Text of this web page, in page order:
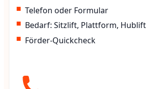
Telefon oder Formular
Bedarf: Sitzlift, Plattform, Hublift
Förder-Quickcheck